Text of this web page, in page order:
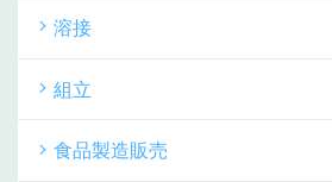
溶接
組立
食品製造販売